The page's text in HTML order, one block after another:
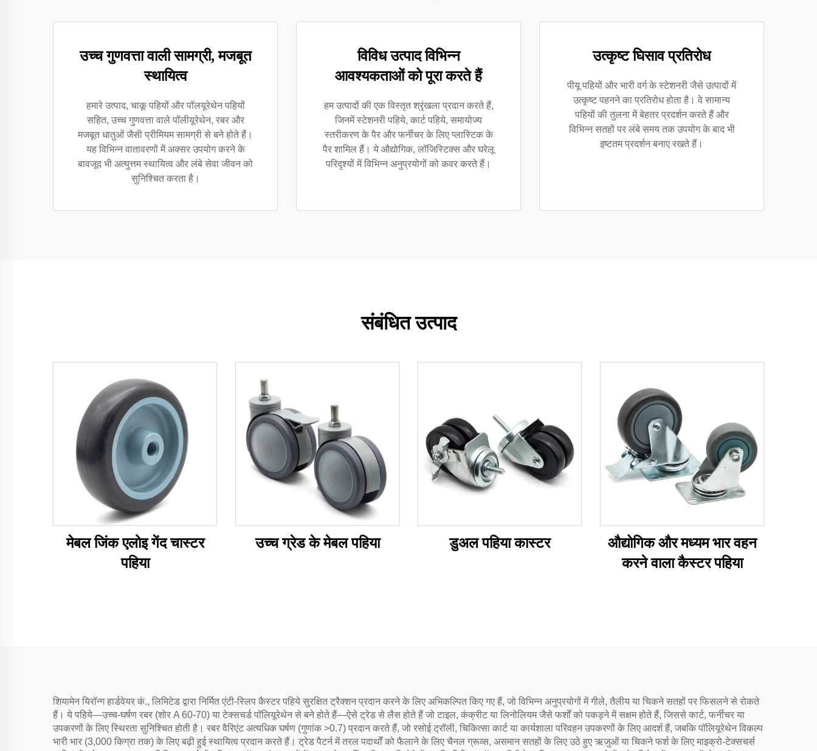
उच्च गुणवत्ता वाली सामग्री, मजबूत
स्थायित्व
हमारे उत्पाद, चाकू पहियों और पॉलयूरेथेन पहियों
सहित, उच्च गुणवत्ता वाले पॉलीयूरेथेन, रबर और
मजबूत धातुओं जैसी प्रीमियम सामग्री से बने होते हैं।
यह विभिन्न वातावरणों में अक्सर उपयोग करने के
बावजूद भी अत्युत्तम स्थायित्व और लंबे सेवा जीवन को
सुनिश्चित करता है।
विविध उत्पाद विभिन्न
आवश्यकताओं को पूरा करते हैं
हम उत्पादों की एक विस्तृत श्रृंखला प्रदान करते हैं,
जिनमें स्टेशनरी पहिये, कार्ट पहिये, समायोज्य
स्तरीकरण के पैर और फर्नीचर के लिए प्लास्टिक के
पैर शामिल हैं। ये औद्योगिक, लॉजिस्टिक्स और घरेलू
परिदृश्यों में विभिन्न अनुप्रयोगों को कवर करते हैं।
उत्कृष्ट घिसाव प्रतिरोध
पीयू पहियों और भारी वर्ग के स्टेशनरी जैसे उत्पादों में
उत्कृष्ट पहनने का प्रतिरोध होता है। वे सामान्य
पहियों की तुलना में बेहतर प्रदर्शन करते हैं और
विभिन्न सतहों पर लंबे समय तक उपयोग के बाद भी
इष्टतम प्रदर्शन बनाए रखते हैं।
संबंधित उत्पाद
मेबल जिंक एलोइ गेंद चास्टर
पहिया
उच्च ग्रेड के मेबल पहिया डुअल पहिया कास्टर
औद्योगिक और मध्यम भार वहन
करने वाला कैस्टर पहिया
शियामेन यिरॉन्ग हार्डवेयर कं., लिमिटेड द्वारा निर्मित एंटी-स्लिप कैस्टर पहिये सुरक्षित ट्रैक्शन प्रदान करने के लिए अभिकल्पित किए गए हैं, जो विभिन्न अनुप्रयोगों में गीले, तैलीय या चिकने सतहों पर फिसलने से रोकते
हैं। ये पहिये—उच्च-घर्षण रबर (शोर A 60-70) या टेक्सचर्ड पॉलियूरेथेन से बने होते हैं—ऐसे ट्रेड से लैस होते हैं जो टाइल, कंक्रीट या लिनोलियम जैसे फर्शों को पकड़ने में सक्षम होते हैं, जिससे कार्ट, फर्नीचर या
उपकरणों के लिए स्थिरता सुनिश्चित होती है। रबर वैरिएंट अत्यधिक घर्षण (गुणांक >0.7) प्रदान करते हैं, जो रसोई ट्रॉली, चिकित्सा कार्ट या कार्यशाला परिवहन उपकरणों के लिए आदर्श हैं, जबकि पॉलियूरेथेन विकल्प
भारी भार (3,000 किग्रा तक) के लिए बढ़ी हुई स्थायित्व प्रदान करते हैं। ट्रेड पैटर्न में तरल पदार्थों को फैलाने के लिए चैनल ग्रूव्स, असमान सतहों के लिए उठे हुए ऋजुओं या चिकने फर्श के लिए माइक्रो-टेक्सचर्स